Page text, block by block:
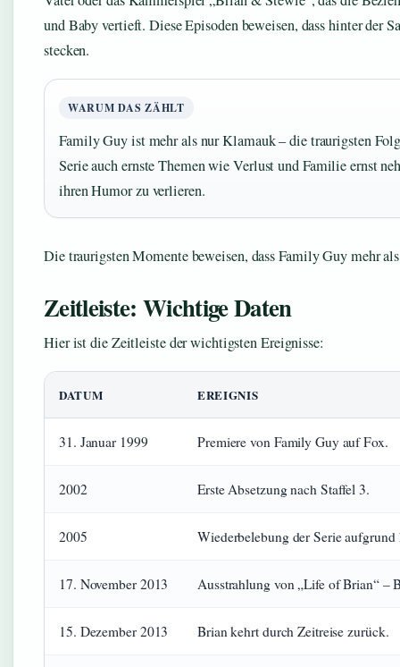
und Baby vertieft. Diese Episoden beweisen, dass hinter der
stecken.
WARUM DAS ZÄHLT
Family Guy ist mehr als nur Klamauk – die traurigsten
Serie auch ernste Themen wie Verlust und Familie ernst
ihren Humor zu verlieren.
Die traurigsten Momente beweisen, dass Family Guy mehr
Zeitleiste: Wichtige Daten
Hier ist die Zeitleiste der wichtigsten Ereignisse:
DATUM EREIGNIS
31. Januar 1999 Premiere von Family Guy auf Fox.
2002 Erste Absetzung nach Staffel 3.
2005 Wiederbelebung der Serie
17. November 2013 Ausstrahlung von „Life of Brian“ –
15. Dezember 2013 Brian kehrt durch Zeitreise zurück.